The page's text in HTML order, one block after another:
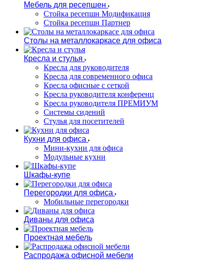
Мебель для ресепшен
Стойка ресепшн Модификация
Стойка ресепшн Партнер
Столы на металлокаркасе для офиса
Кресла и стулья
Кресла для руководителя
Кресла для современного офиса
Кресла офисные с сеткой
Кресла руководителя конференц
Кресла руководителя ПРЕМИУМ
Системы сидений
Стулья для посетителей
Кухни для офиса
Мини-кухни для офиса
Модульные кухни
Шкафы-купе
Перегородки для офиса
Мобильные перегородки
Диваны для офиса
Проектная мебель
Распродажа офисной мебели